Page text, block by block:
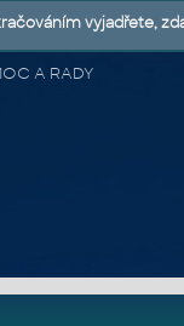
A RADY
vyjadřete,